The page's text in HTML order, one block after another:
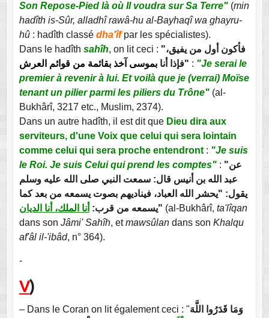
Son Repose-Pied là où Il voudra sur Sa Terre"(min
hadîth is-Sûr, alladhî rawâ-hu al-Bayhaqî wa ghayru-
hû: hadîth classé dha'îf par les spécialistes).
Dans le hadîth sahîh, on lit ceci : "فأكون أول من يفيق،
فإذا أنا بموسى آخذ بقائمة من قوائم العرش " : "Je serai le
premier à revenir à lui. Et voilà que je (verrai) Moïse
tenant un pilier parmi les piliers du Trône"(al-
Bukhârî, 3217 etc., Muslim, 2374).
Dans un autre hadîth, il est dit que Dieu dira aux
serviteurs, d'une Voix que celui qui sera lointain
comme celui qui sera proche entendront: "Je suis
le Roi. Je suis Celui qui prend les comptes": "عن
عبد الله بن أنيس قال: سمعت النبي صلى الله عليه وسلم
يقول: "يحشر الله العباد، فيناديهم بصوت يسمعه من بعد كما
يسمعه من قرب: أنا الملك، أنا الديان " (al-Bukhârî, ta'lîqan
dans son Jâmi' Sahîh, etmawsûlandans son Khalqu
af'âl il-'ibâd, n° 364).
-
V)
– Dans le Coran on lit également ceci : "وَمَا قَدَرُوا اللَّهَ